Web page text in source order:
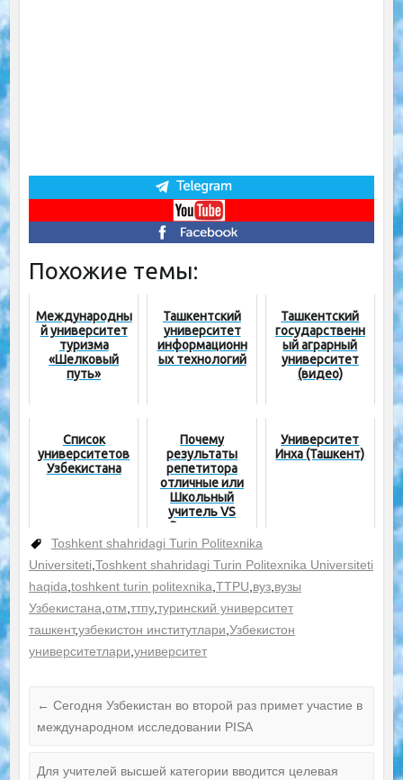
Похожие темы:
Международны
й университет
туризма
«Шелковый
путь»
Ташкентский
университет
информационн
ых технологий
Ташкентский
государственн
ый аграрный
университет
(видео)
Список
университетов
Узбекистана
Почему
результаты
репетитора
отличные или
Школьный
учитель VS
Репетитор
Университет
Инха (Ташкент)
Toshkent shahridagi Turin Politexnika
Universiteti,Toshkent shahridagi Turin Politexnika Universiteti
haqida,toshkent turin politexnika,TTPU,вуз,вузы
Узбекистана,отм,ттпу,туринский университет
ташкент,узбекистон институтлари,Узбекистон
университетлари,университет
← Сегодня Узбекистан во второй раз примет участие в
международном исследовании PISA
Для учителей высшей категории вводится целевая